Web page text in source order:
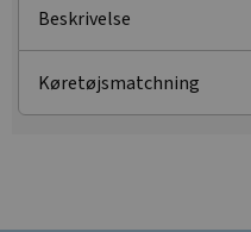
Beskrivelse
Køretøjsmatchning